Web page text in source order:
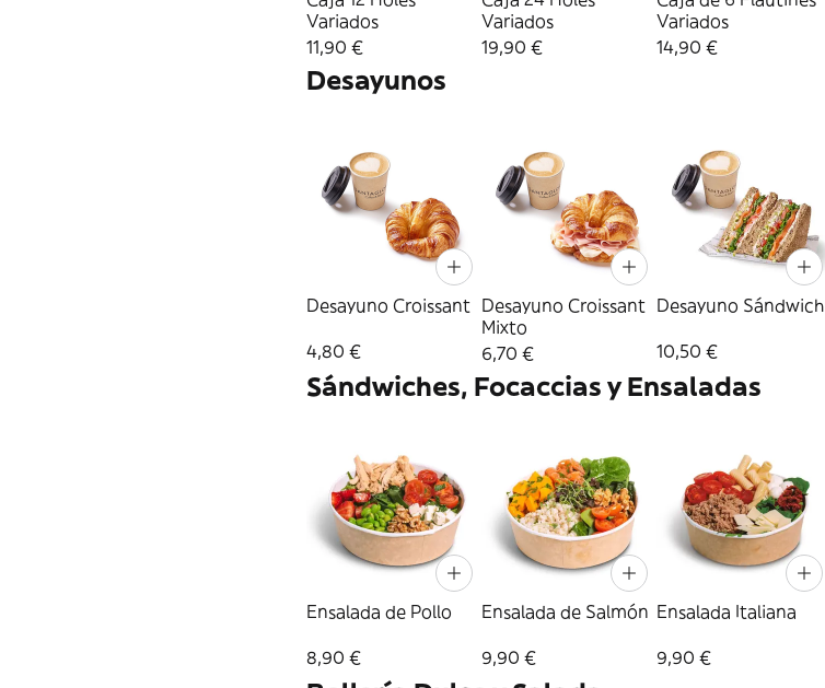
Variados
11,90 €
Variados
19,90 €
Variados
14,90 €
Desayunos
Desayuno Croissant
4,80 €
Desayuno Croissant
Mixto
6,70 €
Desayuno Sándwich
10,50 €
Sándwiches, Focaccias y Ensaladas
Ensalada de Pollo
8,90 €
Ensalada de Salmón
9,90 €
Ensalada Italiana
9,90 €